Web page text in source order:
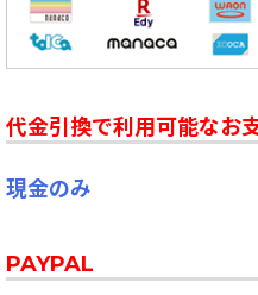
代金引換で利用可能なお
現金のみ
PAYPAL